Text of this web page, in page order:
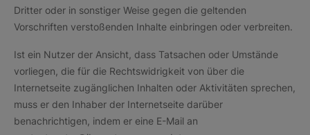
Dritter oder in sonstiger Weise gegen die geltenden
Vorschriften verstoßenden Inhalte einbringen oder verbreiten.
Ist ein Nutzer der Ansicht, dass Tatsachen oder Umstände
vorliegen, die für die Rechtswidrigkeit von über die
Internetseite zugänglichen Inhalten oder Aktivitäten sprechen,
muss er den Inhaber der Internetseite darüber
benachrichtigen, indem er eine E-Mail an